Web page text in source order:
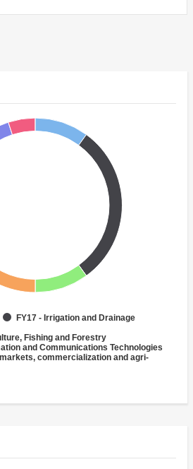
FY17 - Irrigation and Drainage
Fishing and Forestry
and Communications Technologies
commercialization and agri-